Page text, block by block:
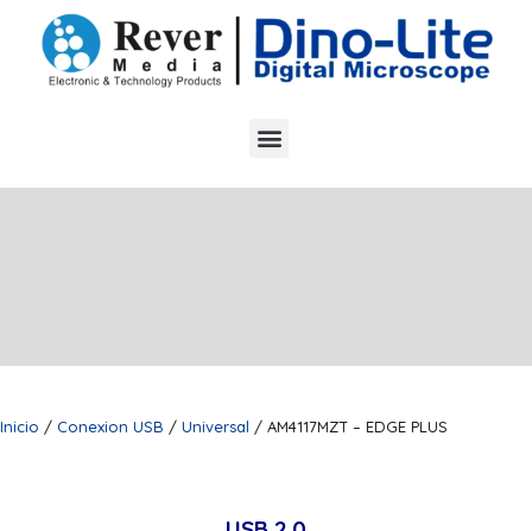
Inicio / Conexion USB / Universal / AM4117MZT – EDGE PLUS